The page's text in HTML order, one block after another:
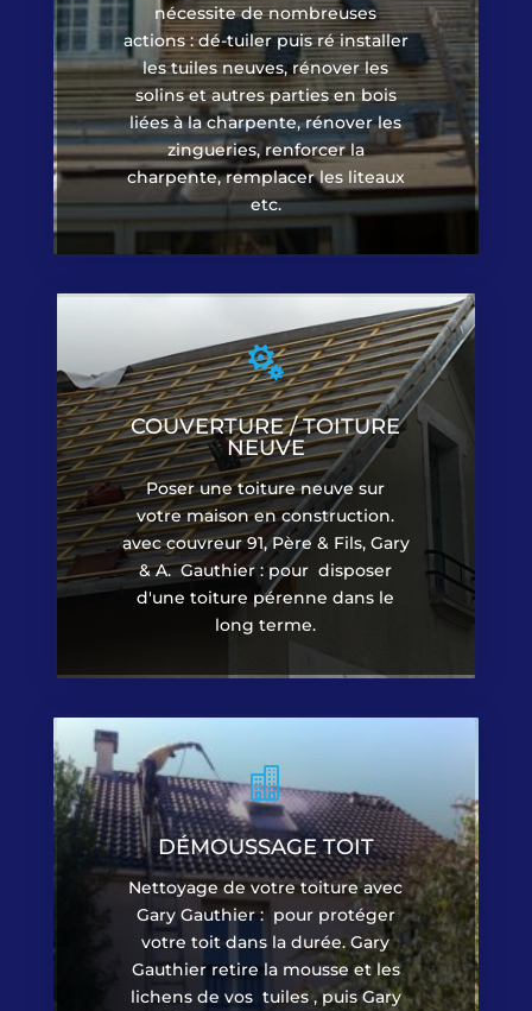
nécessite de nombreuses
actions : dé-tuiler puis ré installer
les tuiles neuves, rénover les
solins et autres parties en bois
liées à la charpente, rénover les
zingueries, renforcer la
charpente, remplacer les liteaux
etc.

COUVERTURE / TOITURE
NEUVE
Poser une toiture neuve sur
votre maison en construction.
avec couvreur 91, Père & Fils, Gary
& A. Gauthier : pour disposer
d'une toiture pérenne dans le
long terme.

DÉMOUSSAGE TOIT
Nettoyage de votre toiture avec
Gary Gauthier : pour protéger
votre toit dans la durée. Gary
Gauthier retire la mousse et les
lichens de vos tuiles , puis Gary